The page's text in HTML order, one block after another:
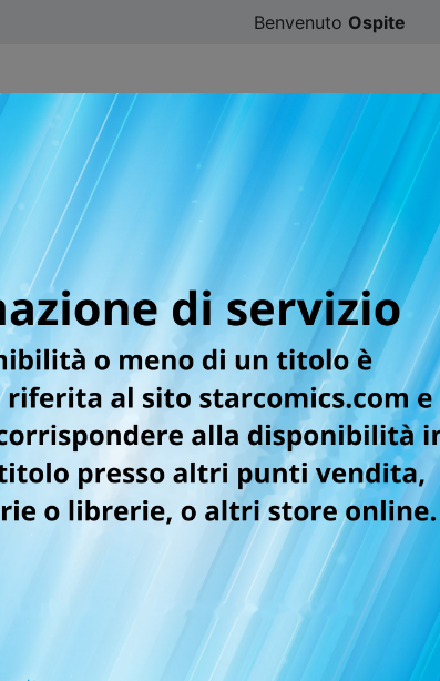
Benvenuto Ospite
SFOGLIA ONLINE DIGISTAR #ILOVEMANGA
AMICI
DAL
PROMISE CINDERELLA n. 8